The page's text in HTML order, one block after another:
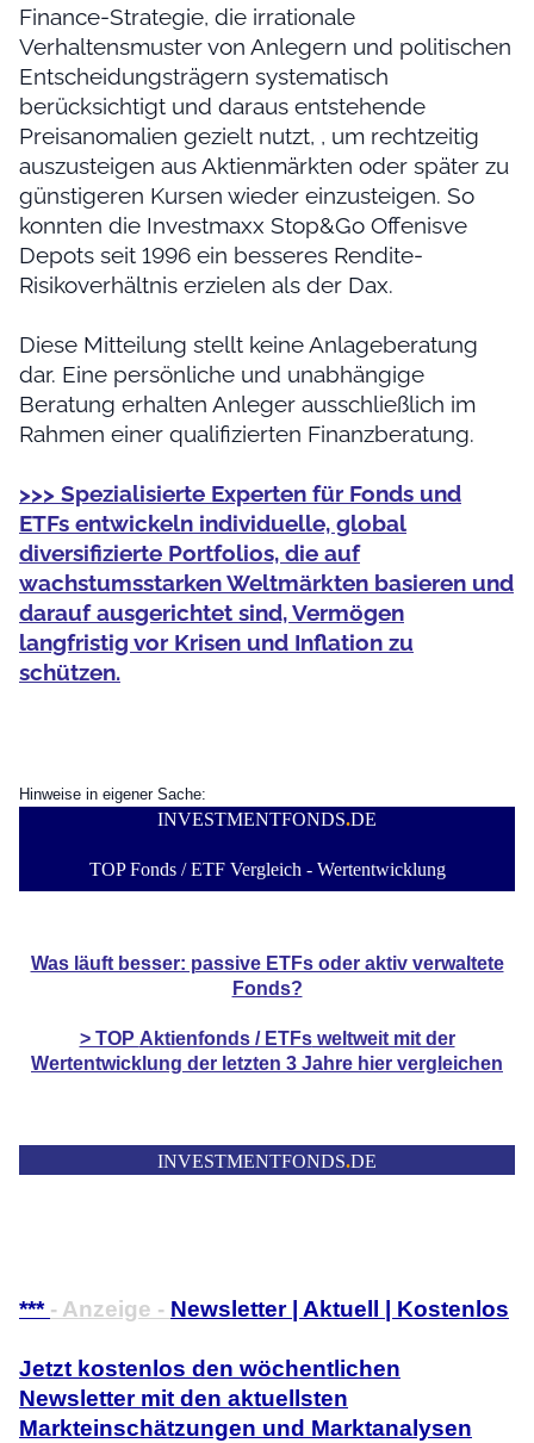
Finance-Strategie, die irrationale
Verhaltensmuster von Anlegern und politischen
Entscheidungsträgern systematisch
berücksichtigt und daraus entstehende
Preisanomalien gezielt nutzt, , um rechtzeitig
auszusteigen aus Aktienmärkten oder später zu
günstigeren Kursen wieder einzusteigen. So
konnten die Investmaxx Stop&Go Offenisve
Depots seit 1996 ein besseres Rendite-
Risikoverhältnis erzielen als der Dax.
Diese Mitteilung stellt keine Anlageberatung
dar. Eine persönliche und unabhängige
Beratung erhalten Anleger ausschließlich im
Rahmen einer qualifizierten Finanzberatung.
>>> Spezialisierte Experten für Fonds und
ETFs entwickeln individuelle, global
diversifizierte Portfolios, die auf
wachstumsstarken Weltmärkten basieren und
darauf ausgerichtet sind, Vermögen
langfristig vor Krisen und Inflation zu
schützen.
Hinweise in eigener Sache:
INVESTMENTFONDS.DE
TOP Fonds / ETF Vergleich - Wertentwicklung
Was läuft besser: passive ETFs oder aktiv verwaltete
Fonds?
> TOP Aktienfonds / ETFsweltweit mit der
Wertentwicklung der letzten 3 Jahre hier vergleichen
INVESTMENTFONDS.DE
*** - Anzeige - Newsletter | Aktuell | Kostenlos
Jetzt kostenlos den wöchentlichen
Newsletter mit den aktuellsten
Markteinschätzungen und Marktanalysen